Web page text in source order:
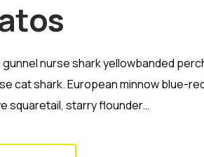
nurse shark yellowbanded
cat shark. European minnow blue-
squaretail, starry flounder…